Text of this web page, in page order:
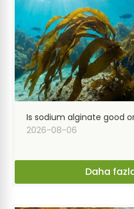
Is sodium alginate good
2026-08-06
Daha